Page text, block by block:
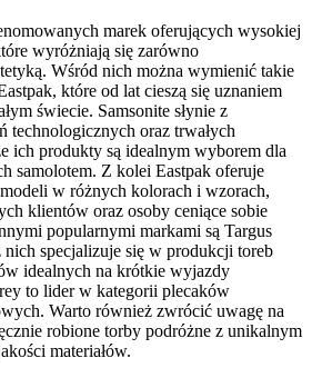
marek oferujących wysokiej
wyróżniają się zarówno
Wśród nich można wymienić takie
które od lat cieszą się uznaniem
świecie. Samsonite słynie z
technologicznych oraz trwałych
ich produkty są idealnym wyborem dla
samolotem. Z kolei Eastpak oferuje
w różnych kolorach i wzorach,
klientów oraz osoby ceniące sobie
popularnymi markami są Targus
nich specjalizuje się w produkcji toreb
idealnych na krótkie wyjazdy
to lider w kategorii plecaków
Warto również zwrócić uwagę na
robione torby podróżne z unikalnym
materiałów.